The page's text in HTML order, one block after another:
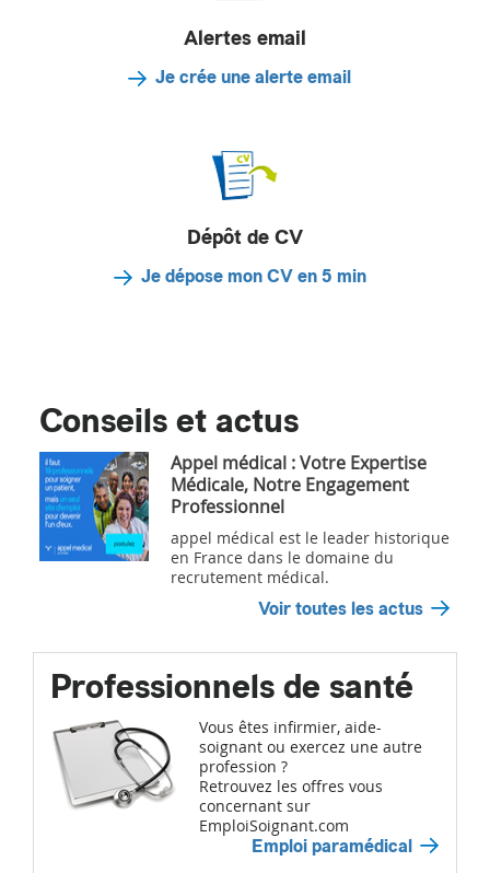
Alertes email
Je crée une alerte email
Dépôt de CV
Je dépose mon CV en 5 min
Conseils et actus
Appel médical : Votre Expertise
Médicale, Notre Engagement
Professionnel
appel médical est le leader historique
en France dans le domaine du
recrutement médical.
Voir toutes les actus
Professionnels de santé
Vous êtes infirmier, aide-
soignant ou exercez une autre
profession ?
Retrouvez les offres vous
concernant sur
EmploiSoignant.com
Emploi paramédical